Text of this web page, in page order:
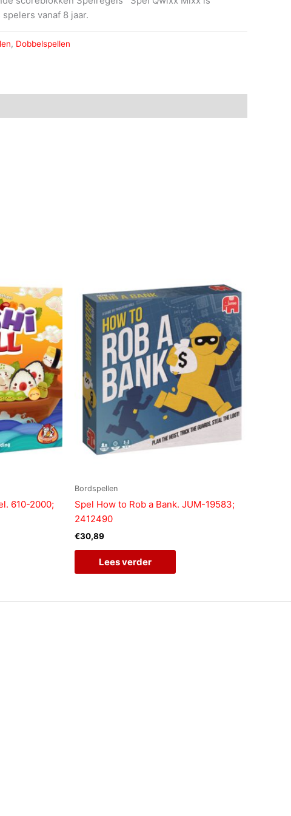
vanaf 8 jaar.
, Dobbelspellen
610-2000;
Bordspellen
Spel How to Rob a Bank. JUM-19583;
2412490
€30,89
Lees verder